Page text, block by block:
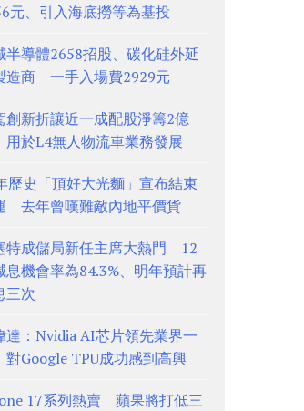
元、引入海底撈等為基投
半導體2658招股、碳化硅外延
造商 一手入場費2929元
創新折讓近一成配股淨籌2億
於L4無人物流車業務發展
歷史「頂好大光麵」宣布結束
去年曾嘆難敵內地平價貨
特成儲局新任主席大熱門 12
息機會率為84.3%、明年預計再
三次
達：Nvidia AI芯片領先業界一
Google TPU成功感到高興
17系列熱賣 蘋果將打低三